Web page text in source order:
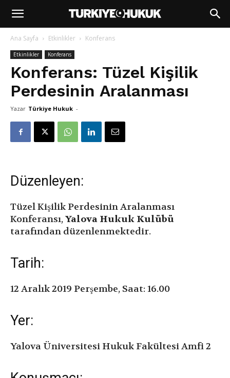
Ana Sayfa Etkinlikler Konferans
Etkinlikler Konferans
Konferans: Tüzel Kişilik
Perdesinin Aralanması
Yazar Türkiye Hukuk -
Düzenleyen:
Tüzel Kişilik Perdesinin Aralanması
Konferansı,Yalova Hukuk Kulübü
tarafından düzenlenmektedir.
Tarih:
12 Aralık 2019 Perşembe, Saat: 16.00
Yer:
Yalova Üniversitesi Hukuk Fakültesi Amfi 2